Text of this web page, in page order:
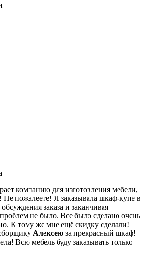
компанию для изготовления мебели,
пожалеете! Я заказывала шкаф-купе в
заказа и заканчивая
не было. Все было сделано очень
К тому же мне ещё скидку сделали!
Алексею за прекрасный шкаф!
Всю мебель буду заказывать только